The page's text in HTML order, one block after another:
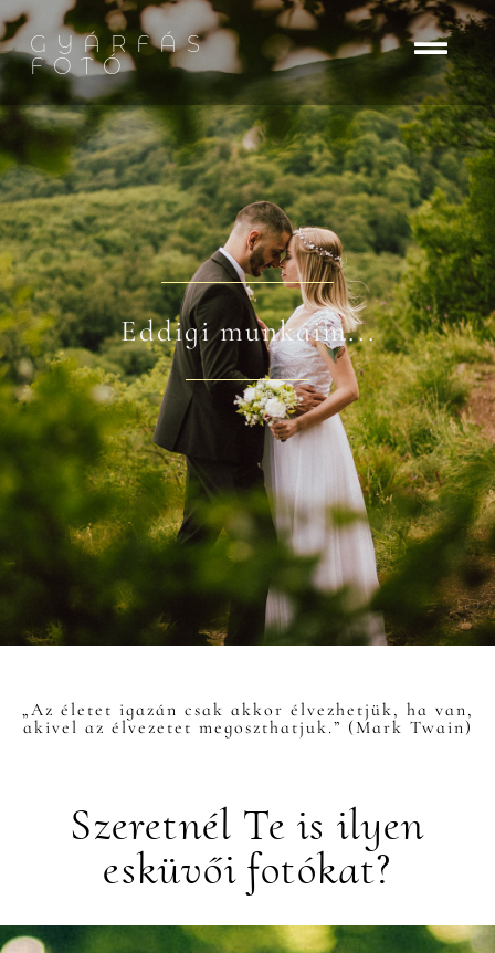
GYÁRFÁS
FOTÓ
Eddigi munkáim...
„Az életet igazán csak akkor élvezhetjük, ha van,
akivel az élvezetet megoszthatjuk.” (Mark Twain)
Szeretnél Te is ilyen
esküvői fotókat?